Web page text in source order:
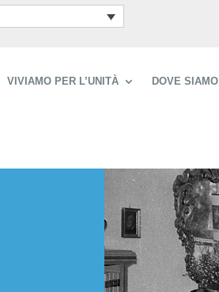
VIVIAMO PER L’UNITÀ DOVE SIAMO